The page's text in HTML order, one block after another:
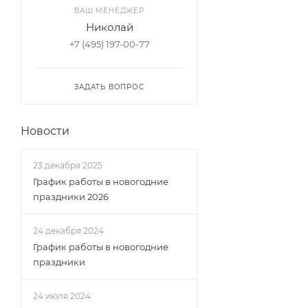
ВАШ МЕНЕДЖЕР
Николай
+7 (495) 197-00-77
ЗАДАТЬ ВОПРОС
Новости
23 декабря 2025
График работы в новогодние
праздники 2026
24 декабря 2024
График работы в новогодние
праздники
24 июля 2024